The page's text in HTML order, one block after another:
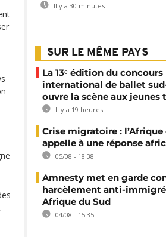
Il y a 30 minutes
SUR LE MÊME PAYS
La 13ᵉ édition du concours
international de ballet
ouvre la scène aux jeunes
Il y a 19 heures
Crise migratoire : l’Afrique
appelle à une réponse
05/08 - 18:38
Amnesty met en garde
harcèlement anti-
Afrique du Sud
04/08 - 15:35